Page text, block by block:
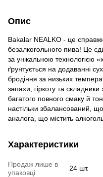
Опис
Bakalar NEALKO - це
безалкогольного пива! Це
за унікальною технологією
ґрунтується на додаванні
бродіння за низьких
запахи, гіркоту та
багатого повного смаку й
настільки збалансований,
аналога, що містить
Характеристики
Продаж лише в
упаковці
24 шт.